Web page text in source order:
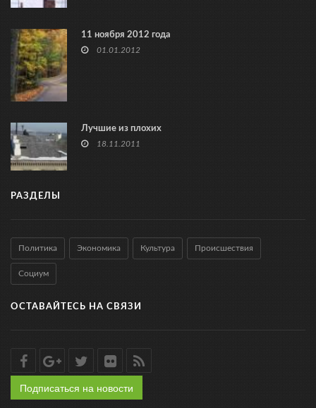
11 ноября 2012 года
01.01.2012
Лучшие из плохих
18.11.2011
РАЗДЕЛЫ
Политика Экономика Культура Происшествия
Социум
ОСТАВАЙТЕСЬ НА СВЯЗИ
Подписаться на новости